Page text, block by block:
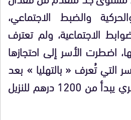
والضبط الاجتماعي،
الاجتماعية، ولم تعترف
اضطرت الأسر إلى احتجازها
التي تُعرف « بالتهليا » بعد
اتفاق حول مقابل شهري يبدأ من 1200 درهم للنزيل